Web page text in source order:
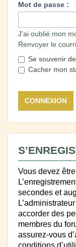
Mot de passe :
J’ai oublié mon
Renvoyer le
Se souvenir
Cacher mon
Vous devez
secondes et
accorder des
membres du
assurez-vous